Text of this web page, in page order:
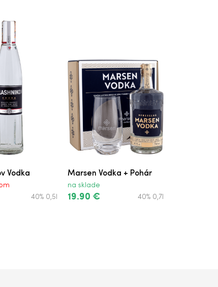
Vodka
40% 0,5l
Marsen Vodka + Pohár
na sklade
19.90 € 40% 0,7l